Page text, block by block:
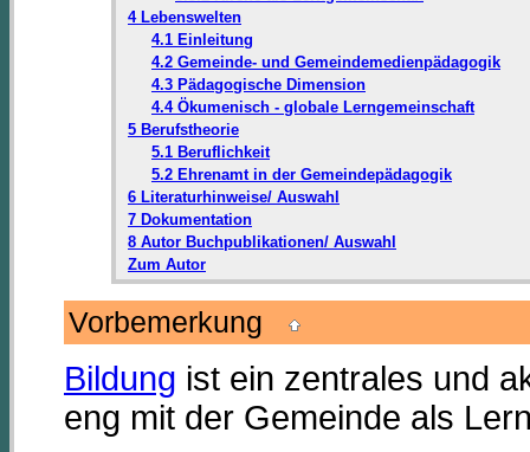
4 Lebenswelten
4.1 Einleitung
4.2 Gemeinde- und Gemeindemedienpädagogik
4.3 Pädagogische Dimension
4.4 Ökumenisch - globale Lerngemeinschaft
5 Berufstheorie
5.1 Beruflichkeit
5.2 Ehrenamt in der Gemeindepädagogik
6 Literaturhinweise/ Auswahl
7 Dokumentation
8 Autor Buchpublikationen/ Auswahl
Zum Autor
Vorbemerkung
Bildung ist ein zentrales und
eng mit der Gemeinde als